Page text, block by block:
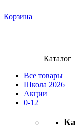
Корзина
Каталог
Все товары
Школа 2026
Акции
0-12